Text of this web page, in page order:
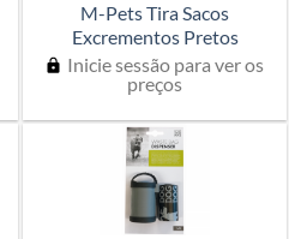
M-Pets Tira Sacos
Excrementos Pretos
Inicie sessão para ver os
preços